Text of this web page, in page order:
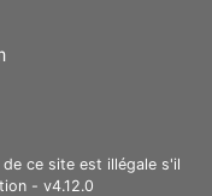
ce site est illégale s'il
- v4.12.0